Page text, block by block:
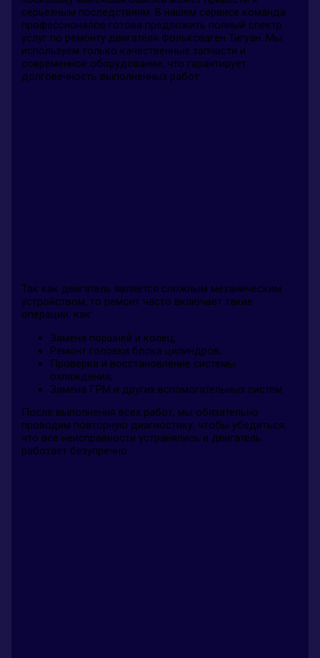
серьезным последствиям. В нашем сервисе команда
профессионалов готова предложить полный спектр
услуг по ремонту двигателя Фольксваген Тигуан. Мы
используем только качественные запчасти и
современное оборудование, что гарантирует
долговечность выполненных работ.
Так как двигатель является сложным механическим
устройством, то ремонт часто включает такие
операции, как:
Замена поршней и колец;
Ремонт головки блока цилиндров;
Проверка и восстановление системы
охлаждения;
Замена ГРМ и других вспомогательных систем.
После выполнения всех работ, мы обязательно
проводим повторную диагностику, чтобы убедиться,
что все неисправности устранялись и двигатель
работает безупречно.